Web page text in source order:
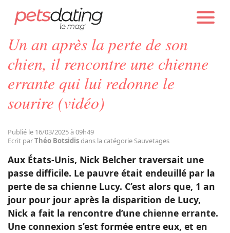
Chien
Chat
Sauvetages
PETS DATING ACTUALITÉS SAUVETAGES
Un an après la perte de son
chien, il rencontre une chienne
errante qui lui redonne le
sourire (vidéo)
Publié le 16/03/2025 à 09h49
Ecrit parThéo Botsidisdans la catégorie Sauvetages
Aux États-Unis, Nick Belcher traversait une
passe difficile. Le pauvre était endeuillé par la
perte de sa chienne Lucy. C’est alors que, 1 an
jour pour jour après la disparition de Lucy,
Nick a fait la rencontre d’une chienne errante.
Une connexion s’est formée entre eux, et en